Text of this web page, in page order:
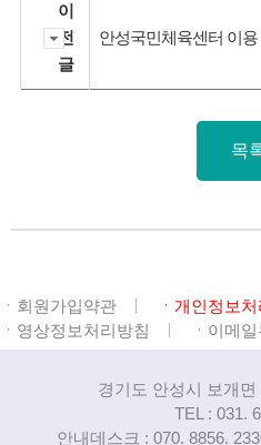
이
전
글
안성국민체육센터 이
목
ㆍ회원가입약관
ㆍ개인정보
ㆍ영상정보처리방침
ㆍ이메
경기도 안성시 보개
TEL : 031.
안내데스크 : 070. 8856.